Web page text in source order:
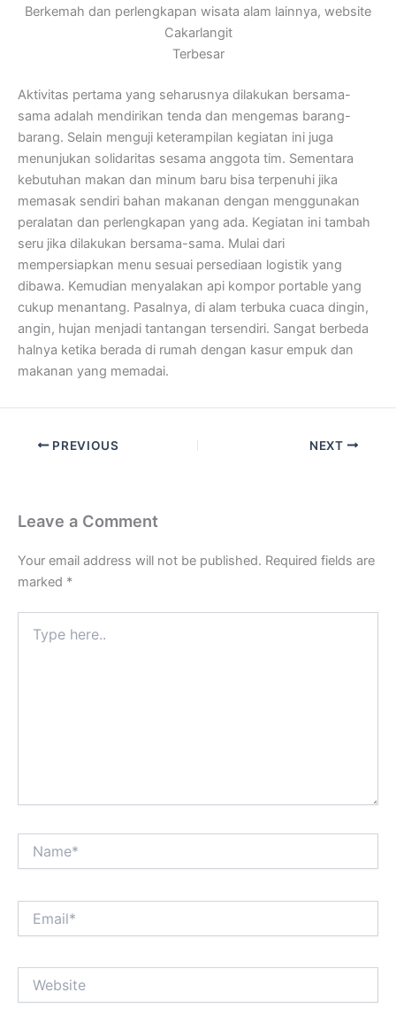
Berkemah dan perlengkapan wisata alam lainnya, website
Cakarlangit
Terbesar
Aktivitas pertama yang seharusnya dilakukan bersama-
sama adalah mendirikan tenda dan mengemas barang-
barang. Selain menguji keterampilan kegiatan ini juga
menunjukan solidaritas sesama anggota tim. Sementara
kebutuhan makan dan minum baru bisa terpenuhi jika
memasak sendiri bahan makanan dengan menggunakan
peralatan dan perlengkapan yang ada. Kegiatan ini tambah
seru jika dilakukan bersama-sama. Mulai dari
mempersiapkan menu sesuai persediaan logistik yang
dibawa. Kemudian menyalakan api kompor portable yang
cukup menantang. Pasalnya, di alam terbuka cuaca dingin,
angin, hujan menjadi tantangan tersendiri. Sangat berbeda
halnya ketika berada di rumah dengan kasur empuk dan
makanan yang memadai.
PREVIOUS NEXT
Leave a Comment
Your email address will not be published. Required fields are
marked *
here..